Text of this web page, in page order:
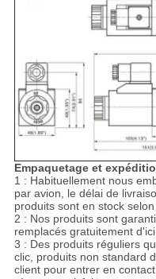
Empaquetage et
1 : Habituellement nous
par avion, le délai de
produits sont en stock
2 : Nos produits sont
remplacés gratuitement
3 : Des produits réguliers
clic, produits non standard
client pour entrer en